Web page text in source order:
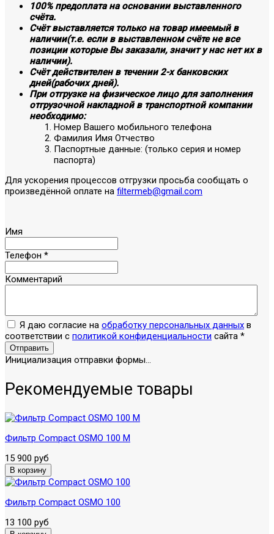
100% предоплата на основании выставленного
счёта.
Счёт выставляется только на товар имеемый в
наличии(т.е. если в выставленном счёте не все
позиции которые Вы заказали, значит у нас нет их в
наличии).
Счёт действителен в течении 2-х банковских
дней(рабочих дней).
При отгрузке на физическое лицо для заполнения
отгрузочной накладной в транспортной компании
необходимо:
Номер Вашего мобильного телефона
Фамилия Имя Отчество
Паспортные данные: (только серия и номер
паспорта)
Для ускорения процессов отгрузки просьба сообщать о
произведённой оплате на filtermeb@gmail.com
Имя
Телефон *
Комментарий
Я даю согласие на обработку персональных данных в
соответствии с политикой конфиденциальности сайта *
Отправить
Инициализация отправки формы...
Рекомендуемые товары
Фильтр Compact OSMO 100 М
15 900 руб
Фильтр Compact OSMO 100
13 100 руб